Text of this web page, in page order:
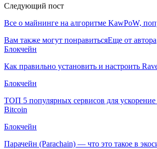
Следующий пост
Все о майнинге на алгоритме KawPoW,
Вам также могут понравитьсяЕще от автора
Блокчейн
Как правильно установить и настроить
Блокчейн
ТОП 5 популярных сервисов для ускорение
Bitcoin
Блокчейн
Парачейн (Parachain) — что это такое в